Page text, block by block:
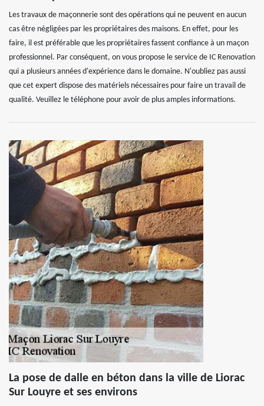
Les travaux de maçonnerie sont des opérations qui ne peuvent en aucun
cas être négligées par les propriétaires des maisons. En effet, pour les
faire, il est préférable que les propriétaires fassent confiance à un maçon
professionnel. Par conséquent, on vous propose le service de IC Renovation
qui a plusieurs années d'expérience dans le domaine. N'oubliez pas aussi
que cet expert dispose des matériels nécessaires pour faire un travail de
qualité. Veuillez le téléphone pour avoir de plus amples informations.
La pose de dalle en béton dans la ville de Liorac
Sur Louyre et ses environs